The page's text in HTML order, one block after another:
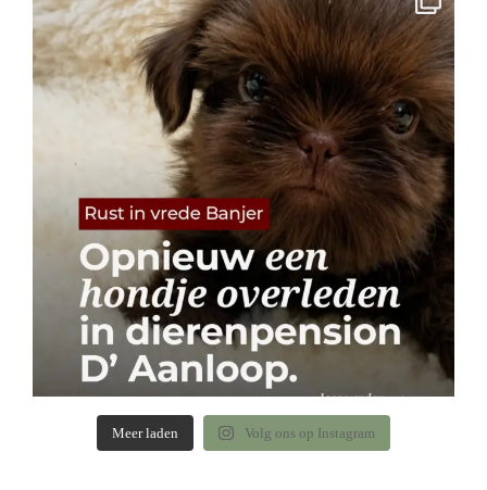
Meer laden Volg ons op Instagram